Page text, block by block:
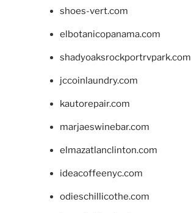
shoes-vert.com
elbotanicopanama.com
shadyoaksrockportrvpark.com
jccoinlaundry.com
kautorepair.com
marjaeswinebar.com
elmazatlanclinton.com
ideacoffeenyc.com
odieschillicothe.com